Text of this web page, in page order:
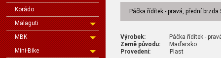
Korádo
Malaguti
MBK
Mini-Bike
Páčka řídítek - pravá, přední brzda
Výrobek: Páčka řídítek - pravá,
Země původu: Maďarsko
Provedení: Plast